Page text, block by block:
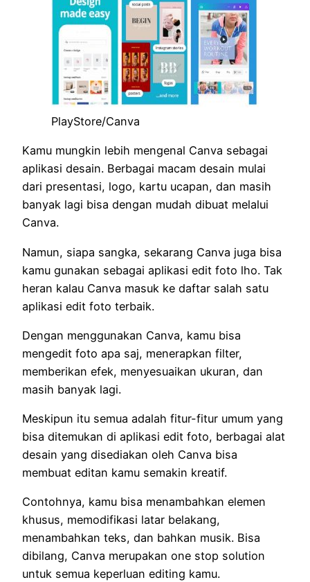
PlayStore/Canva
Kamu mungkin lebih mengenal Canva sebagai
aplikasi desain. Berbagai macam desain mulai
dari presentasi, logo, kartu ucapan, dan masih
banyak lagi bisa dengan mudah dibuat melalui
Canva.
Namun, siapa sangka, sekarang Canva juga bisa
kamu gunakan sebagai aplikasi edit foto lho. Tak
heran kalau Canva masuk ke daftar salah satu
aplikasi edit foto terbaik.
Dengan menggunakan Canva, kamu bisa
mengedit foto apa saj, menerapkan filter,
memberikan efek, menyesuaikan ukuran, dan
masih banyak lagi.
Meskipun itu semua adalah fitur-fitur umum yang
bisa ditemukan di aplikasi edit foto, berbagai alat
desain yang disediakan oleh Canva bisa
membuat editan kamu semakin kreatif.
Contohnya, kamu bisa menambahkan elemen
khusus, memodifikasi latar belakang,
menambahkan teks, dan bahkan musik. Bisa
dibilang, Canva merupakan one stop solution
untuk semua keperluan editing kamu.